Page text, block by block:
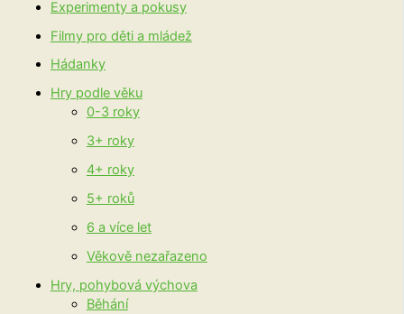
Experimenty a pokusy
Filmy pro děti a mládež
Hádanky
Hry podle věku
0-3 roky
3+ roky
4+ roky
5+ roků
6 a více let
Věkově nezařazeno
Hry, pohybová výchova
Běhání